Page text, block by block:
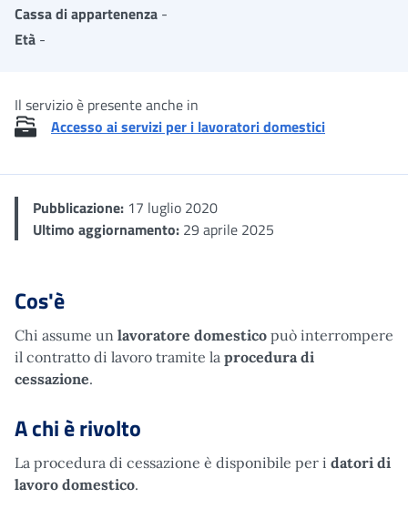
Cassa di appartenenza -
Età -
Il servizio è presente anche in
Accesso ai servizi per i lavoratori domestici
Pubblicazione: 17 luglio 2020
Ultimo aggiornamento: 29 aprile 2025
Cos'è
Chi assume un lavoratore domestico può interrompere
il contratto di lavoro tramite la procedura di
cessazione.
A chi è rivolto
La procedura di cessazione è disponibile per i datori di
lavoro domestico.